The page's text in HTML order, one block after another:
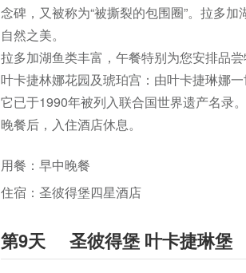
念碑，又被称为“被撕裂的包围圈”。拉多
自然之美。
拉多加湖鱼类丰富，午餐特别为您安排品
叶卡捷林娜花园及琥珀宫：由叶卡捷琳娜
它已于1990年被列入联合国世界遗产名录。
晚餐后，入住酒店休息。
用餐：早中晚餐
住宿：圣彼得堡四星酒店
第9天 圣彼得堡 叶卡捷琳堡